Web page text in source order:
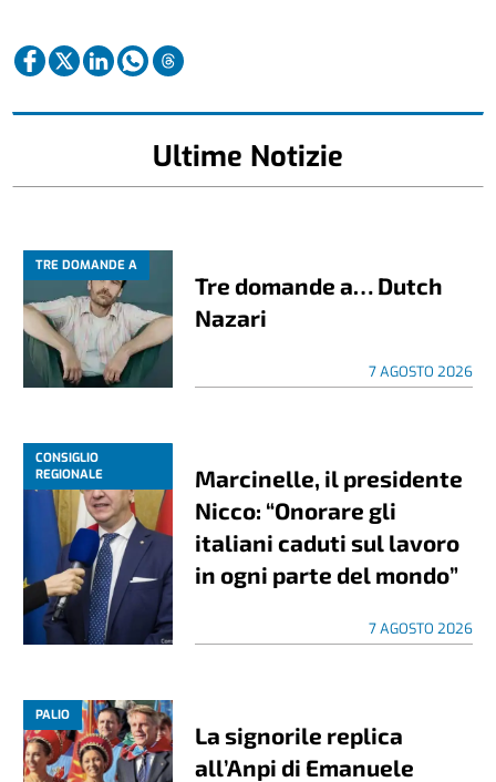
Ultime Notizie
TRE DOMANDE A
Tre domande a… Dutch
Nazari
7 AGOSTO 2026
CONSIGLIO
REGIONALE
Marcinelle, il presidente
Nicco: “Onorare gli
italiani caduti sul lavoro
in ogni parte del mondo”
7 AGOSTO 2026
PALIO
La signorile replica
all’Anpi di Emanuele